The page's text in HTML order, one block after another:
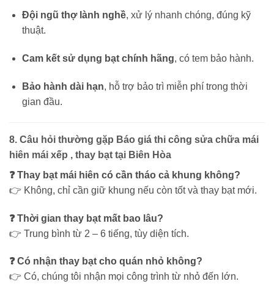
Đội ngũ thợ lành nghề, xử lý nhanh chóng, đúng kỹ
thuật.
Cam kết sử dụng bạt chính hãng, có tem bảo hành.
Bảo hành dài hạn, hỗ trợ bảo trì miễn phí trong thời
gian đầu.
8. Câu hỏi thường gặp Báo giá thi công sửa chữa mái
hiên mái xếp , thay bạt tại Biên Hòa
❓ Thay bạt mái hiên có cần tháo cả khung không?
👉 Không, chỉ cần giữ khung nếu còn tốt và thay bạt mới.
❓ Thời gian thay bạt mất bao lâu?
👉 Trung bình từ 2 – 6 tiếng, tùy diện tích.
❓ Có nhận thay bạt cho quán nhỏ không?
👉 Có, chúng tôi nhận mọi công trình từ nhỏ đến lớn.